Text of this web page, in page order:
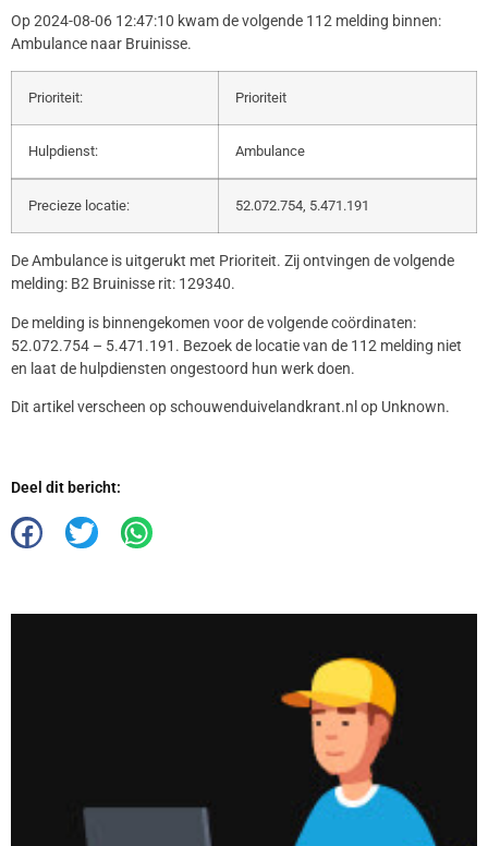
Op 2024-08-06 12:47:10 kwam de volgende 112 melding binnen:
Ambulance naar Bruinisse.
Prioriteit: Prioriteit
Hulpdienst: Ambulance
Precieze locatie: 52.072.754, 5.471.191
De Ambulance is uitgerukt met Prioriteit. Zij ontvingen de volgende
melding: B2 Bruinisse rit: 129340.
De melding is binnengekomen voor de volgende coördinaten:
52.072.754 – 5.471.191. Bezoek de locatie van de 112 melding niet
en laat de hulpdiensten ongestoord hun werk doen.
Dit artikel verscheen op schouwenduivelandkrant.nl op Unknown.
Deel dit bericht: